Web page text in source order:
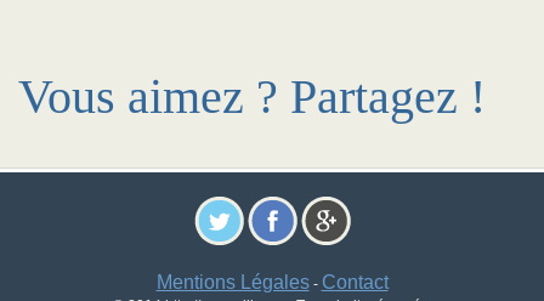
Vous aimez ? Partagez !
Mentions Légales- Contact